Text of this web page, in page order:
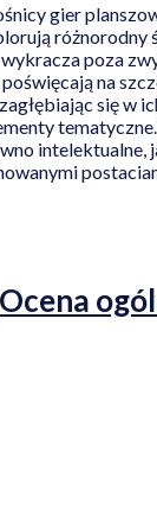
gier
różnorodny
poza
na
się w
intelektualne,
Ocena